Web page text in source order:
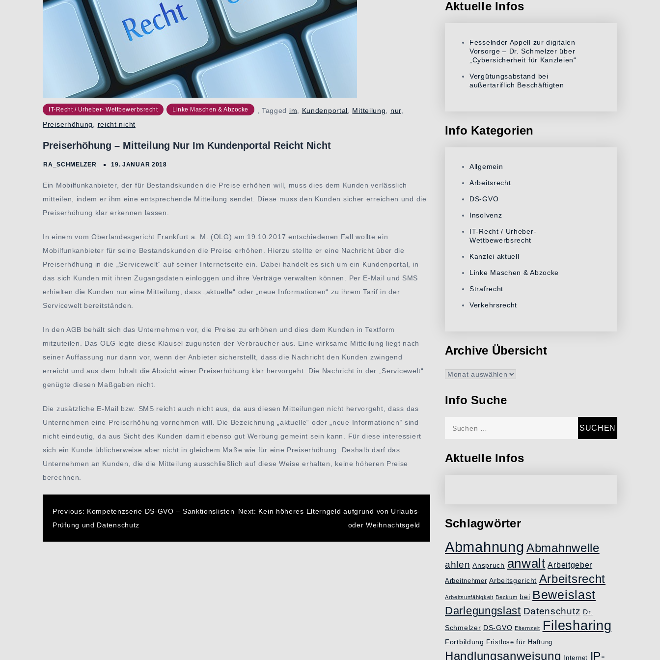
IT-Recht / Urheber- Wettbewerbsrecht Linke Maschen & Abzocke Tagged im Kundenportal Mitteilung nur,
Preiserhöhung
reicht nicht
Preiserhöhung – Mitteilung Nur Im Kundenportal Reicht Nicht
Ein Mobilfunkanbieter, der für Bestandskunden die Preise erhöhen will, muss dies dem Kunden verlässlich
mitteilen, indem er ihm eine entsprechende Mitteilung sendet. Diese muss den Kunden sicher erreichen und die
Preiserhöhung klar erkennen lassen.
In einem vom Oberlandesgericht Frankfurt a. M. (OLG) am 19.10.2017 entschiedenen Fall wollte ein
Mobilfunkanbieter für seine Bestandskunden die Preise erhöhen. Hierzu stellte er eine Nachricht über die
Preiserhöhung in die „Servicewelt“ auf seiner Internetseite ein. Dabei handelt es sich um ein Kundenportal, in
das sich Kunden mit ihren Zugangsdaten einloggen und ihre Verträge verwalten können. Per E-Mail und SMS
erhielten die Kunden nur eine Mitteilung, dass „aktuelle“ oder „neue Informationen“ zu ihrem Tarif in der
Servicewelt bereitständen.
In den AGB behält sich das Unternehmen vor, die Preise zu erhöhen und dies dem Kunden in Textform
mitzuteilen. Das OLG legte diese Klausel zugunsten der Verbraucher aus. Eine wirksame Mitteilung liegt nach
seiner Auffassung nur dann vor, wenn der Anbieter sicherstellt, dass die Nachricht den Kunden zwingend
erreicht und aus dem Inhalt die Absicht einer Preiserhöhung klar hervorgeht. Die Nachricht in der „Servicewelt“
genügte diesen Maßgaben nicht.
Die zusätzliche E-Mail bzw. SMS reicht auch nicht aus, da aus diesen Mitteilungen nicht hervorgeht, dass das
Unternehmen eine Preiserhöhung vornehmen will. Die Bezeichnung „aktuelle“ oder „neue Informationen“ sind
nicht eindeutig, da aus Sicht des Kunden damit ebenso gut Werbung gemeint sein kann. Für diese interessiert
sich ein Kunde üblicherweise aber nicht in gleichem Maße wie für eine Preiserhöhung. Deshalb darf das
Unternehmen an Kunden, die die Mitteilung ausschließlich auf diese Weise erhalten, keine höheren Preise
berechnen.
Beitragsnavigation
Previous: Kompetenzserie DS-GVO – Sanktionslisten
Prüfung und Datenschutz
Next: Kein höheres Elterngeld aufgrund von Urlaubs-
oder Weihnachtsgeld
Aktuelle Infos
Fesselnder Appell zur digitalen
Vorsorge – Dr. Schmelzer über
„Cybersicherheit für Kanzleien“
Vergütungsabstand bei
außertariflich Beschäftigten
Info Kategorien
Allgemein
Arbeitsrecht
DS-GVO
Insolvenz
IT-Recht / Urheber-
Wettbewerbsrecht
Kanzlei aktuell
Linke Maschen & Abzocke
Strafrecht
Verkehrsrecht
Archive Übersicht
Archive
Info Suche
Aktuelle Infos
Schlagwörter
Abmahnung Abmahnwelle
ahlen Anspruch anwalt Arbeitgeber
Arbeitnehmer Arbeitsgericht Arbeitsrecht
Arbeitsunfähigkeit Beckum bei Beweislast
Darlegungslast Datenschutz Dr.
Schmelzer DS-GVO Elternzeit Filesharing
Fortbildung Fristlose für Haftung
Handlungsanweisung Internet IP-